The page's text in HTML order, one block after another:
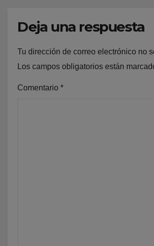
Deja una respuesta
Tu dirección de correo electrónico no
Los campos obligatorios están
Comentario *